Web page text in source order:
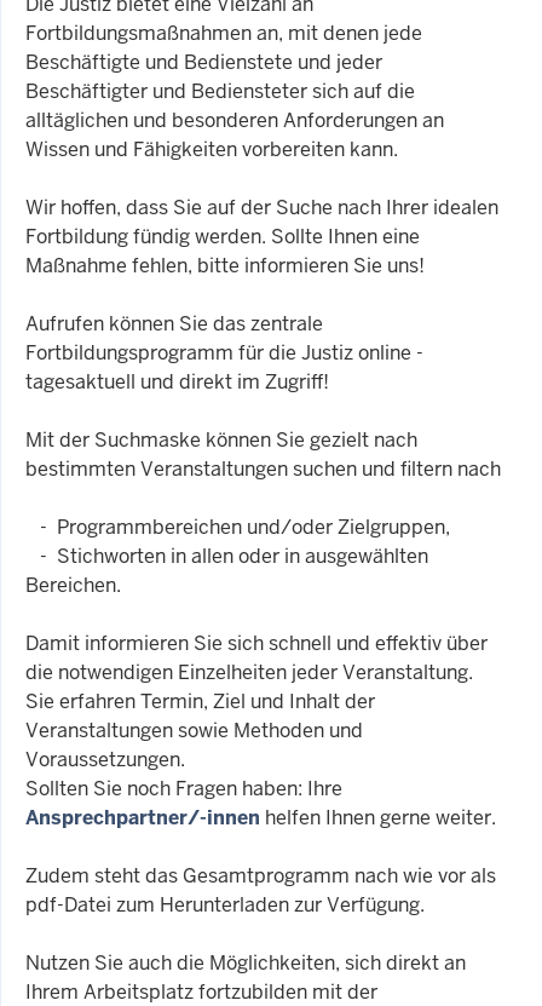
Fortbildungsmaßnahmen an, mit denen jede
Beschäftigte und Bedienstete und jeder
Beschäftigter und Bediensteter sich auf die
alltäglichen und besonderen Anforderungen an
Wissen und Fähigkeiten vorbereiten kann.
Wir hoffen, dass Sie auf der Suche nach Ihrer idealen
Fortbildung fündig werden. Sollte Ihnen eine
Maßnahme fehlen, bitte informieren Sie uns!
Aufrufen können Sie das zentrale
Fortbildungsprogramm für die Justiz online -
tagesaktuell und direkt im Zugriff!
Mit der Suchmaske können Sie gezielt nach
bestimmten Veranstaltungen suchen und filtern nach
- Programmbereichen und/oder Zielgruppen,
- Stichworten in allen oder in ausgewählten
Bereichen.
Damit informieren Sie sich schnell und effektiv über
die notwendigen Einzelheiten jeder Veranstaltung.
Sie erfahren Termin, Ziel und Inhalt der
Veranstaltungen sowie Methoden und
Voraussetzungen.
Sollten Sie noch Fragen haben: Ihre
Ansprechpartner/-innen helfen Ihnen gerne weiter.
Zudem steht das Gesamtprogramm nach wie vor als
pdf-Datei zum Herunterladen zur Verfügung.
Nutzen Sie auch die Möglichkeiten, sich direkt an
Ihrem Arbeitsplatz fortzubilden mit der